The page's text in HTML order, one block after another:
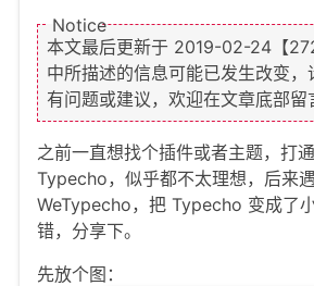
本文最后更新于 2019-02-24 【
中所描述的信息可能已发生改变，
有问题或建议，欢迎在文章底部留
之前一直想找个插件或者主题，打
Typecho，似乎都不太理想，后来
WeTypecho，把 Typecho 变成了
错，分享下。
先放个图：